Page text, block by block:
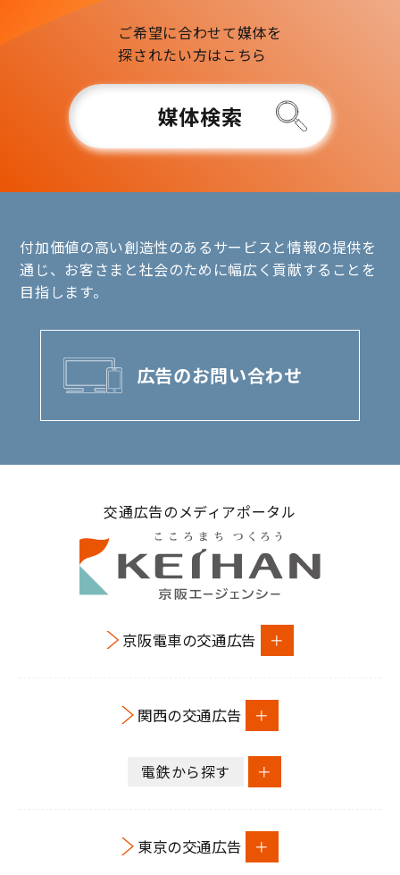
ご希望に合わせて媒体を
探されたい方はこちら
媒体検索
付加価値の高い創造性のあるサービスと情報の提供を
通じ、お客さまと社会のために幅広く貢献することを
目指します。
広告のお問い合わせ
交通広告のメディアポータル
京阪電車の交通広告
関西の交通広告
電鉄から探す
東京の交通広告